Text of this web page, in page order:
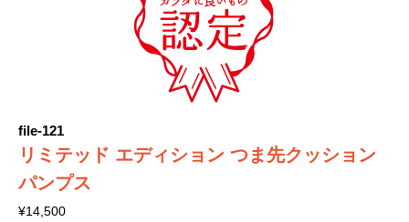
file-121
リミテッド エディション つま先クッション
パンプス
¥14,500